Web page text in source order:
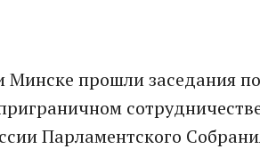
Минске прошли заседания
Парламентского